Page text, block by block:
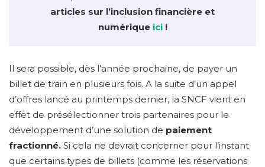
articles sur l’inclusion financière et
numérique ici!
Il sera possible, dès l’année prochaine, de payer un
billet de train en plusieurs fois. A la suite d’un appel
d’offres lancé au printemps dernier, la SNCF vient en
effet de présélectionner trois partenaires pour le
développement d’une solution de paiement
fractionné. Si cela ne devrait concerner pour l’instant
que certains types de billets (comme les réservations